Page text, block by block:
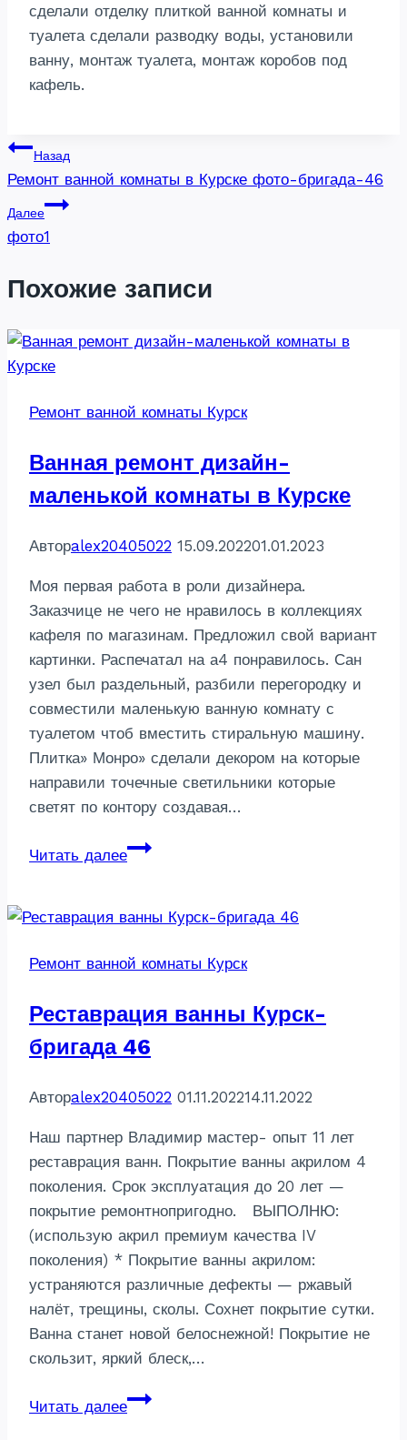
сделали отделку плиткой ванной комнаты и
туалета сделали разводку воды, установили
ванну, монтаж туалета, монтаж коробов под
кафель.
Навигация
по
записям
Назад
Ремонт ванной комнаты в Курске фото-бригада-46
Далее
фото1
Похожие записи
Ремонт ванной комнаты Курск
Ванная ремонт дизайн-
маленькой комнаты в Курске
Авторalex20405022 15.09.202201.01.2023
Моя первая работа в роли дизайнера.
Заказчице не чего не нравилось в коллекциях
кафеля по магазинам. Предложил свой вариант
картинки. Распечатал на а4 понравилось. Сан
узел был раздельный, разбили перегородку и
совместили маленькую ванную комнату с
туалетом чтоб вместить стиральную машину.
Плитка» Монро» сделали декором на которые
направили точечные светильники которые
светят по контору создавая…
Читать далееВанная
маленькой
в
Ремонт ванной комнаты Курск
Реставрация ванны Курск-
бригада 46
Авторalex20405022 01.11.202214.11.2022
Наш партнер Владимир мастер- опыт 11 лет
реставрация ванн. Покрытие ванны акрилом 4
поколения. Срок эксплуатация до 20 лет —
покрытие ремонтнопригодно. ВЫПОЛНЮ:
(использую акрил премиум качества IV
поколения) * Покрытие ванны акрилом:
устраняются различные дефекты — ржавый
налёт, трещины, сколы. Сохнет покрытие сутки.
Ванна станет новой белоснежной! Покрытие не
скользит, яркий блеск,…
Читать далееРеставрация